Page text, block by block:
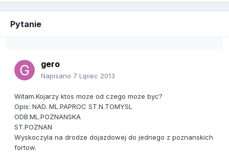
Pytanie
gero
Napisano 7 Lipiec 2013
Witam.Kojarzy ktos moze od czego moze byc?
Opis: NAD. ML.PAPROC ST.N.TOMYSL
ODB.ML.POZNANSKA
ST.POZNAN
Wyskoczyla na drodze dojazdowej do jednego z poznanskich
fortow.